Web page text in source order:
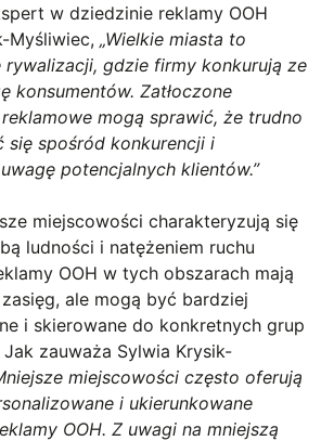
w dziedzinie reklamy OOH
Myśliwiec,„Wielkie miasta to
rywalizacji, gdzie firmy konkurują ze
konsumentów. Zatłoczone
mogą sprawić, że trudno
się spośród konkurencji i
potencjalnych klientów.”
miejscowości charakteryzują się
ludności i natężeniem ruchu
OOH w tych obszarach mają
ale mogą być bardziej
i skierowane do konkretnych grup
zauważa Sylwia Krysik-
miejscowości często oferują
i ukierunkowane
OOH. Z uwagi na mniejszą